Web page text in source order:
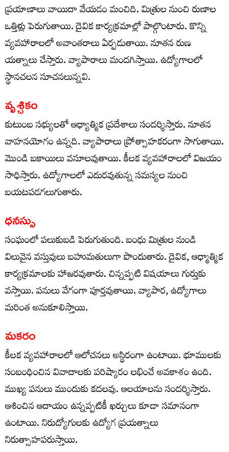
ప్రయాణాలు వాయిదా వేయడం మంచిది. మిత్రుల నుంచి రుణాల
ఒత్తిళ్లు పెరుగుతాయి. దైవిక కార్యక్రమాల్లో పాల్గొంటారు. కొన్ని
వ్యవహారాలలో అవాంతరాలు ఏర్పడుతాయి. నూతన రుణ
యత్నాలు చేస్తారు. వ్యాపారాలు మందగిస్తాయి. ఉద్యోగాలలో
స్థానచలన సూచనలున్నవి.
వృశ్చికం
కుటుంబ సభ్యులతో ఆధ్యాత్మిక ప్రదేశాలు సందర్శిస్తారు. నూతన
వాహనయోగం ఉన్నది. వ్యాపారాలు ప్రోత్సాహకరంగా సాగుతాయి.
మొండి బకాయిలు వసూలవుతాయి. కీలక వ్యవహారాలలో విజయం
సాధిస్తారు. ఉద్యోగాలలో ఎదురవుతున్న సమస్యల నుంచి
బయటపడగలుగుతారు.
ధనస్సు
సంఘంలో పలుకుబడి పెరుగుతుంది. బంధు మిత్రుల నుండి
విలువైన వస్తువులు బహుమతులుగా పొందుతారు. దైవిక, ఆధ్మాత్మిక
కార్యక్రమాలకు హాజరవుతారు. చిన్నప్పటి విషయాలు గుర్తుకు
వస్తాయి. పనులు వేగంగా పూర్తవుతాయి. వ్యాపార, ఉద్యోగాలు
మరింత అనుకూలిస్తాయి.
మకరం
కీలక వ్యవహారాలలో ఆలోచనలు అస్థిరంగా ఉంటాయి. భూములకు
సంబంధించిన వివాదాలకు పరిష్కారం లభించే అవకాశం ఉంది.
ముఖ్య పనులు ముందుకు కదలవు. ఆలయాలను సందర్శిస్తారు.
ఆశించిన ఆదాయం ఉన్నప్పటికీ ఖర్చులు కూడా సమానంగా
ఉంటాయి. నిరుద్యోగులకు ఉద్యోగ ప్రయత్నాలు
నిరుత్సాహపరుస్తాయి.